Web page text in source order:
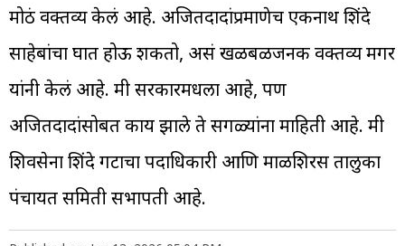
मोठं वक्तव्य केलं आहे. अजितदादांप्रमाणेच एकनाथ शिंदे
साहेबांचा घात होऊ शकतो, असं खळबळजनक वक्तव्य मगर
यांनी केलं आहे. मी सरकारमधला आहे, पण
अजितदादांसोबत काय झाले ते सगळ्यांना माहिती आहे. मी
शिवसेना शिंदे गटाचा पदाधिकारी आणि माळशिरस तालुका
पंचायत समिती सभापती आहे.